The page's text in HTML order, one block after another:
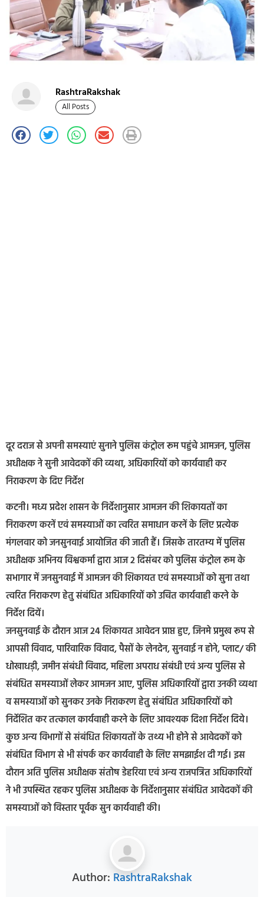
RashtraRakshak
All Posts
दूर दराज से अपनी समस्याएं सुनाने पुलिस कंट्रोल रूम पहुंचे आमजन, पुलिस
अधीक्षक ने सुनी आवेदकों की व्यथा, अधिकारियों को कार्यवाही कर
निराकरण के दिए निर्देश
कटनी। मध्य प्रदेश शासन के निर्देशानुसार आमजन की शिकायतों का
निराकरण करनें एवं समस्याओं का त्वरित समाधान करनें के लिए प्रत्येक
मंगलवार को जनसुनवाई आयोजित की जाती हैं। जिसके तारतम्य में पुलिस
अधीक्षक अभिनय विश्वकर्मा द्वारा आज 2 दिसंबर को पुलिस कंट्रोल रूम के
सभागार में जनसुनवाई में आमजन की शिकायत एवं समस्याओं को सुना तथा
त्वरित निराकरण हेतु संबंधित अधिकारियों को उचित कार्यवाही करने के
निर्देश दियें।
जनसुनवाई के दौरान आज 24 शिकायत आवेदन प्राप्त हुए, जिनमे प्रमुख रूप से
आपसी विवाद, पारिवारिक विवाद, पैसों के लेनदेन, सुनवाई न होने, प्लाट/ की
धोखाधड़ी, जमीन संबंधी विवाद, महिला अपराध संबंधी एवं अन्य पुलिस से
संबंधित समस्याओं लेकर आमजन आए, पुलिस अधिकारियों द्वारा उनकी व्यथा
व समस्याओं को सुनकर उनके निराकरण हेतु संबंधित अधिकारियों को
निर्देशित कर तत्काल कार्यवाही करने के लिए आवश्यक दिशा निर्देश दिये।
कुछ अन्य विभागों से संबंधित शिकायतों के तथ्य भी होने से आवेदकों को
संबंधित विभाग से भी संपर्क कर कार्यवाही के लिए समझाईश दी गई। इस
दौरान अति पुलिस अधीक्षक संतोष डेहरिया एवं अन्य राजपत्रित अधिकारियों
ने भी उपस्थित रहकर पुलिस अधीक्षक के निर्देशानुसार संबंधित आवेदकों की
समस्याओं को विस्तार पूर्वक सुन कार्यवाही की।
Author: RashtraRakshak